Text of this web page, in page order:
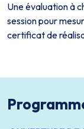
Une évaluation à
session pour
certificat de